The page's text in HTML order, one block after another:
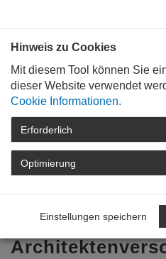
STARTSEITE
Rendite sichern
Entwicklung
Hinweis zu Cookies
Mit diesem Tool können Sie
dieser Website verwendet
Cookie Informationen.
Erforderlich
Optimierung
Einstellungen speichern